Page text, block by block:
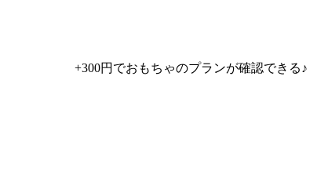
+300円でおもちゃのプランが確認できる♪